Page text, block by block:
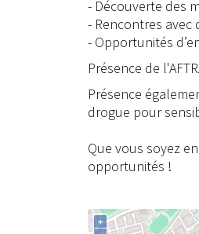
- Découverte des
- Rencontres avec
- Opportunités
Présence de
Présence
drogue pour
Que vous soyez
opportunités !
+